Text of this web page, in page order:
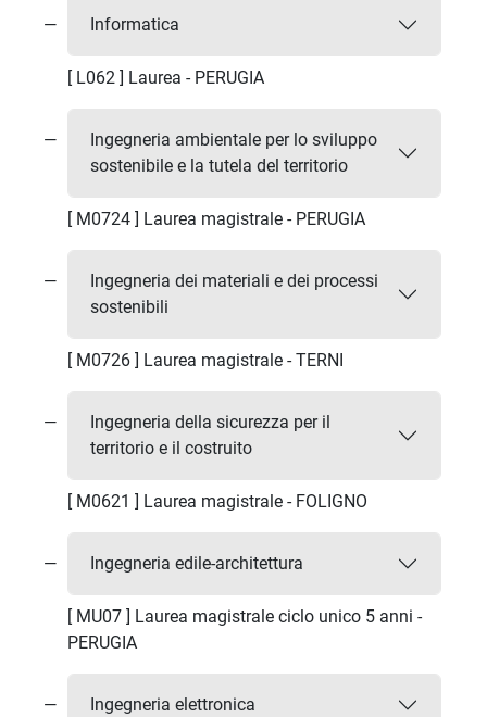
Informatica
[ L062 ] Laurea - PERUGIA
Ingegneria ambientale per lo sviluppo
sostenibile e la tutela del territorio
[ M0724 ] Laurea magistrale - PERUGIA
Ingegneria dei materiali e dei processi
sostenibili
[ M0726 ] Laurea magistrale - TERNI
Ingegneria della sicurezza per il
territorio e il costruito
[ M0621 ] Laurea magistrale - FOLIGNO
Ingegneria edile-architettura
[ MU07 ] Laurea magistrale ciclo unico 5 anni -
PERUGIA
Ingegneria elettronica